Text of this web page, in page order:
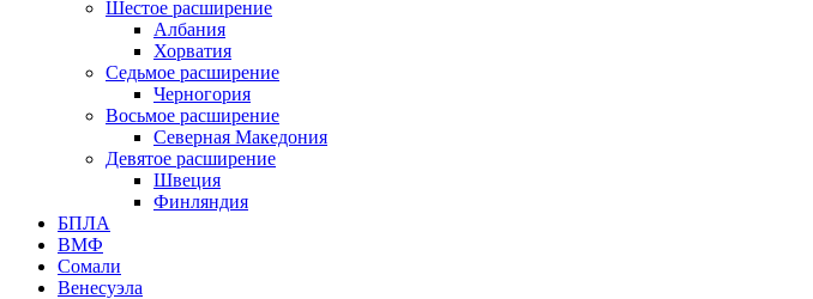
Шестое расширение
Албания
Хорватия
Седьмое расширение
Черногория
Восьмое расширение
Северная Македония
Девятое расширение
Швеция
Финляндия
БПЛА
ВМФ
Сомали
Венесуэла